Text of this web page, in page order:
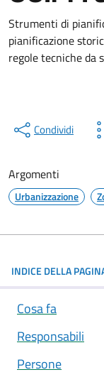
Strumenti di
pianificazione
regole tecniche da
Condividi
Argomenti
Urbanizzazione
INDICE DELLA
Cosa fa
Responsabili
Persone